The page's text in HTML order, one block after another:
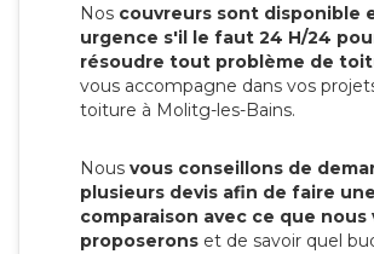
Nos couvreurs sont disponible
urgence s'il le faut 24 H/24
résoudre tout problème de
vous accompagne dans vos
toiture à Molitg-les-Bains.
Nous vous conseillons de
plusieurs devis afin de faire une
comparaison avec ce que nous
proposerons et de savoir quel